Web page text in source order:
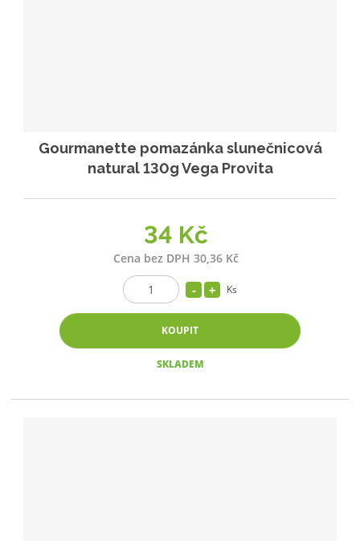
Gourmanette pomazánka slunečnicová
natural 130g Vega Provita
34 Kč
Cena bez DPH 30,36 Kč
Ks
KOUPIT
SKLADEM